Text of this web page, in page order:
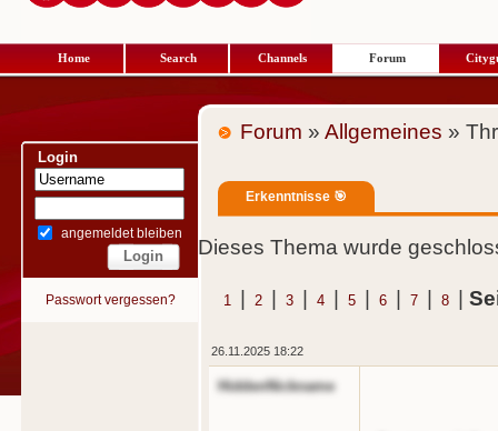
Home Search Channels Forum
Login
angemeldet bleiben
Passwort vergessen?
Forum » Allgemeines »
Erkenntnisse 🎯
Dieses Thema wurde
1 | 2 | 3 | 4 | 5 | 6 | 7 | 8 |
26.11.2025 18:22
HiddenNickname